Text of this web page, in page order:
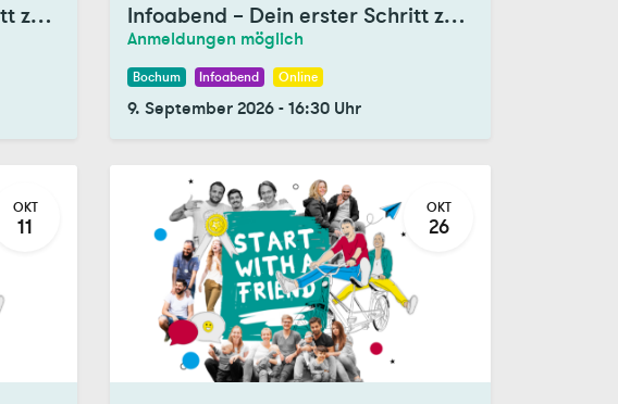
Infoabend – Dein erster Schritt zum Tandem Infoabend – Dein erster Schritt zum Tandem
Anmeldungen möglich
Bochum Infoabend Online
9. September 2026-16:30 Uhr
OKT
11
OKT
26